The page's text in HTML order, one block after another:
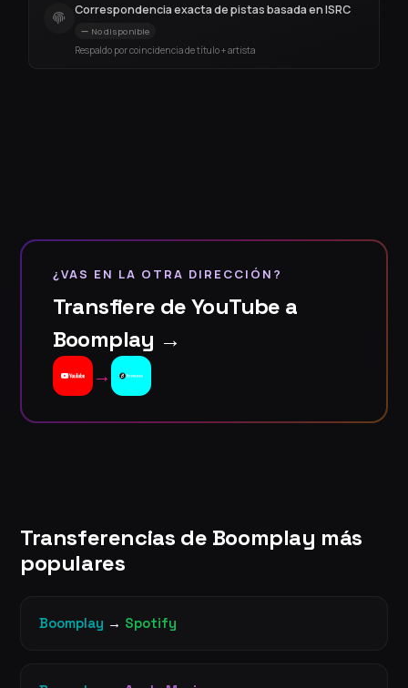
Correspondencia exacta de pistas basada en ISRC
No disponible
Respaldo por coincidencia de título + artista
¿VAS EN LA OTRA DIRECCIÓN?
Transfiere de YouTube a
Boomplay →
→
Transferencias de Boomplay más
populares
Boomplay → Spotify